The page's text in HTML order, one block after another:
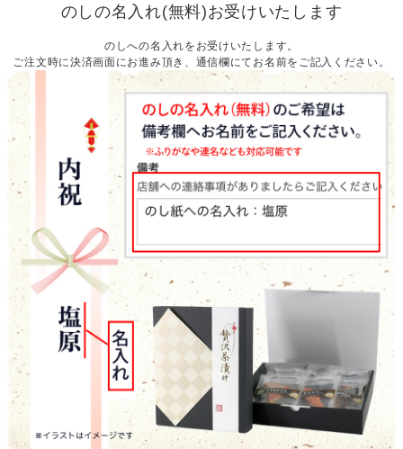
のしの名入れ(無料)お受けいたします
のしへの名入れをお受けいたします。
ご注文時に決済画面にお進み頂き、通信欄にてお名前をご記入ください。